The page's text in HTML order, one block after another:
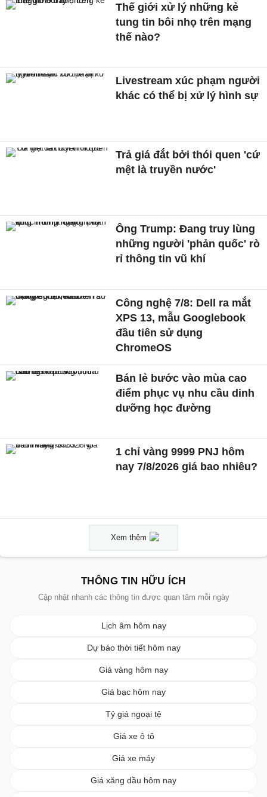
Thế giới xử lý những kẻ
tung tin bôi nhọ trên mạng
thế nào?
Livestream xúc phạm người
khác có thể bị xử lý hình sự
Trả giá đắt bởi thói quen 'cứ
mệt là truyền nước'
Ông Trump: Đang truy lùng
những người 'phản quốc' rò
rỉ thông tin vũ khí
Công nghệ 7/8: Dell ra mắt
XPS 13, mẫu Googlebook
đầu tiên sử dụng
ChromeOS
Bán lẻ bước vào mùa cao
điểm phục vụ nhu cầu dinh
dưỡng học đường
1 chỉ vàng 9999 PNJ hôm
nay 7/8/2026 giá bao nhiêu?
Xem thêm
THÔNG TIN HỮU ÍCH
Cập nhật nhanh các thông tin được quan tâm mỗi ngày
Lịch âm hôm nay
Dự báo thời tiết hôm nay
Giá vàng hôm nay
Giá bạc hôm nay
Tỷ giá ngoại tệ
Giá xe ô tô
Giá xe máy
Giá xăng dầu hôm nay